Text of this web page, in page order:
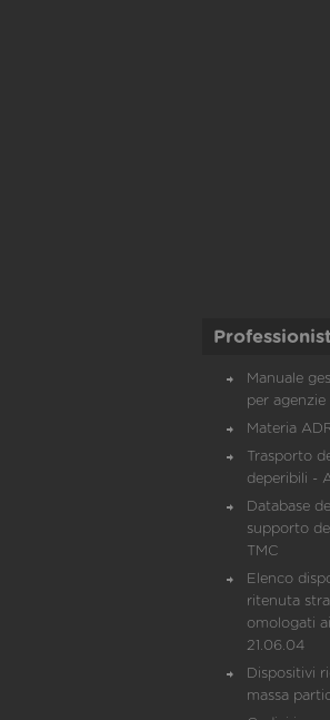
Manuale
per agenzie
Materia
Trasporto
deperibili -
Database
supporto
TMC
Elenco
ritenuta
omologati
21.06.04
Dispositivi
massa